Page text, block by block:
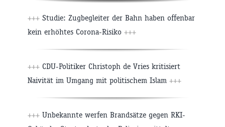
+++ Studie: Zugbegleiter der Bahn haben offenbar
kein erhöhtes Corona-Risiko +++
+++ CDU-Politiker Christoph de Vries kritisiert
Naivität im Umgang mit politischem Islam +++
+++ Unbekannte werfen Brandsätze gegen RKI-